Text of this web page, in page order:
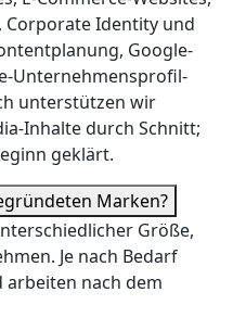
Identity und
Google-
Unternehmensprofil-
unterstützen wir
Inhalte durch Schnitt;
geklärt.
Marken?
Größe,
Je nach Bedarf
arbeiten nach dem